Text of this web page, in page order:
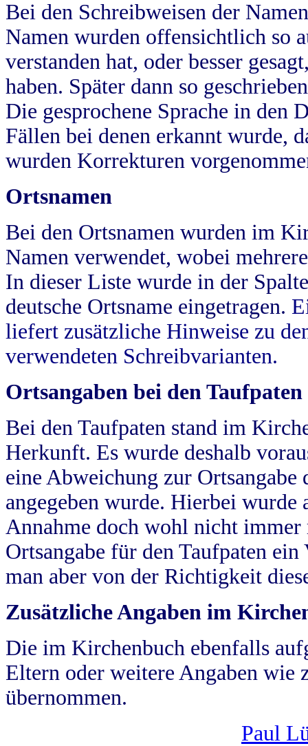
Bei den Schreibweisen der
Namen wurden offensichtlich so
verstanden hat, oder besser
haben. Später dann so
Die gesprochene Sprache in
Fällen bei denen erkannt wurde,
wurden Korrekturen
Ortsnamen
Bei den Ortsnamen wurden im
Namen verwendet, wobei
In dieser Liste wurde in der
deutsche Ortsname eingetragen.
liefert zusätzliche Hinweise zu
verwendeten Schreibvarianten.
Ortsangaben bei den Taufpaten
Bei den Taufpaten stand im
Herkunft. Es wurde deshalb
eine Abweichung zur
angegeben wurde. Hierbei wurde
Annahme doch wohl nicht
Ortsangabe für den Taufpaten
man aber von der Richtigkeit
Zusätzliche Angaben im
Die im Kirchenbuch ebenfalls
Eltern oder weitere Angaben wie
übernommen.
Paul